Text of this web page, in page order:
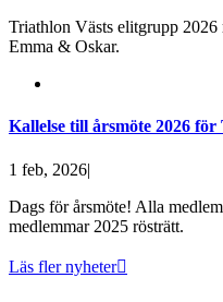
Triathlon Västs elitgrupp 2026
Emma & Oskar.
Kallelse till årsmöte 2026
1 feb, 2026|
Dags för årsmöte! Alla
medlemmar 2025 rösträtt.
Läs fler nyheter